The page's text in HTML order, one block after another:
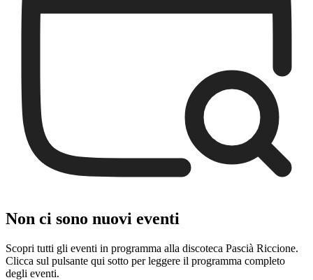
Non ci sono nuovi eventi
Scopri tutti gli eventi in programma alla discoteca Pascià Riccione.
Clicca sul pulsante qui sotto per leggere il programma completo
degli eventi.